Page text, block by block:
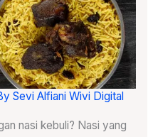
Sevi Alfiani Wivi Digital
nasi kebuli? Nasi yang